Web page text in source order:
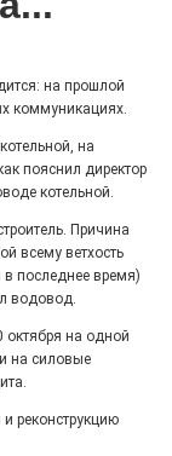
0
на прошлой
коммуникациях.
на
пояснил директор
котельной.
Причина
всему ветхость
в последнее время)
водовод.
октября на одной
на силовые
реконструкцию